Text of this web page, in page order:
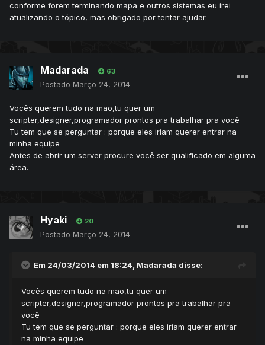
conforme forem terminando mapa e outros sistemas eu irei
atualizando o tópico, mas obrigado por tentar ajudar.
Madarada 63
Postado Março 24, 2014
Vocês querem tudo na mão,tu quer um
scripter,designer,programador prontos pra trabalhar pra você
Tu tem que se perguntar : porque eles iriam querer entrar na
minha equipe
Antes de abrir um server procure você ser qualificado em alguma
área.
Hyaki 20
Postado Março 24, 2014
Em 24/03/2014 em 18:24, Madarada disse:
Vocês querem tudo na mão,tu quer um
scripter,designer,programador prontos pra trabalhar pra
você
Tu tem que se perguntar : porque eles iriam querer entrar
na minha equipe